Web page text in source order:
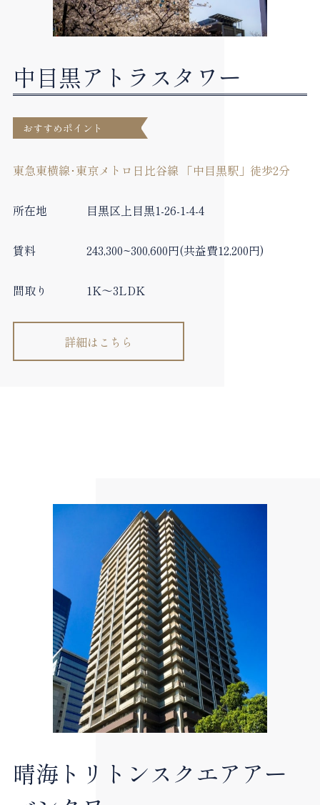
中目黒アトラスタワー
おすすめポイント
東急東横線･東京メトロ日比谷線 「中目黒駅」徒歩2分
所在地 目黒区上目黒1-26-1-4-4
賃料 243,300~300,600円(共益費12,200円)
間取り 1K～3LDK
詳細はこちら
晴海トリトンスクエアアー